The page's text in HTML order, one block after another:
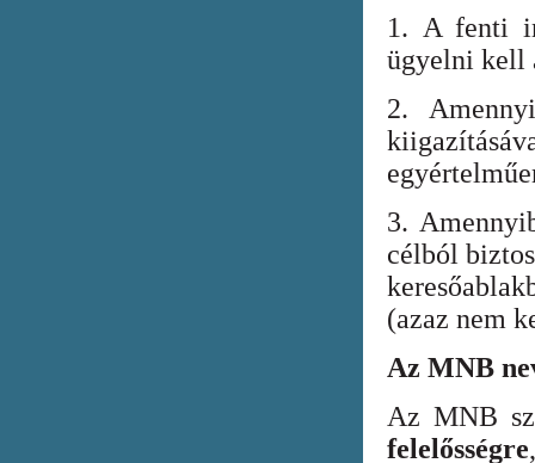
1. A fenti
ügyelni kell
2.
3.
célból
(azaz nem
Az MNB
Az MNB
felelősségre